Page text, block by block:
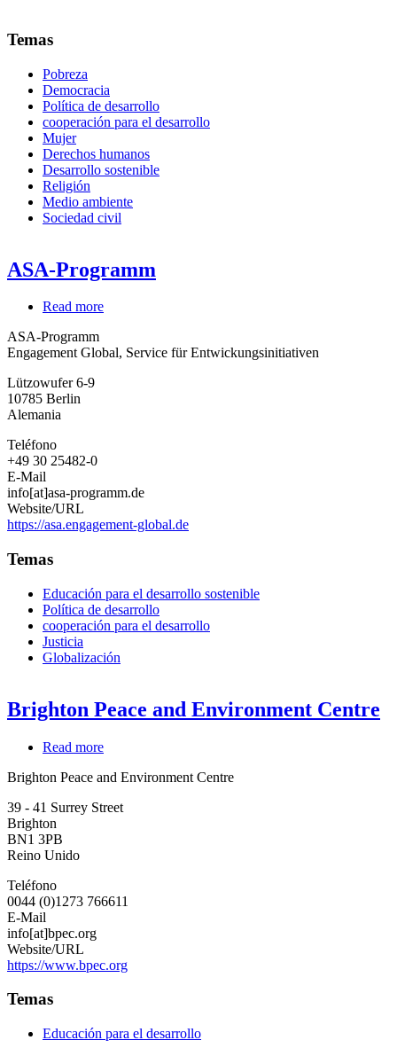
Temas
Pobreza
Democracia
Política de desarrollo
cooperación para el desarrollo
Mujer
Derechos humanos
Desarrollo sostenible
Religión
Medio ambiente
Sociedad civil
ASA-Programm
Read more
ASA-Programm
Engagement Global, Service für Entwickungsinitiativen
Lützowufer 6-9
10785 Berlin
Alemania
Teléfono
+49 30 25482-0
E-Mail
info[at]asa-programm.de
Website/URL
https://asa.engagement-global.de
Temas
Educación para el desarrollo sostenible
Política de desarrollo
cooperación para el desarrollo
Justicia
Globalización
Brighton Peace and Environment Centre
Read more
Peace
Environment
Brighton Peace and Environment Centre
39 - 41 Surrey Street
Brighton
BN1 3PB
Reino Unido
Teléfono
0044 (0)1273 766611
E-Mail
info[at]bpec.org
Website/URL
https://www.bpec.org
Temas
Educación para el desarrollo